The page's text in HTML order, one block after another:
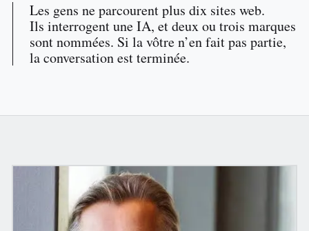
Les gens ne parcourent plus dix sites web.
Ils interrogent une IA, et deux ou trois marques
sont nommées. Si la vôtre n’en fait pas partie,
la conversation est terminée.